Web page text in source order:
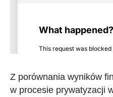
Z porównania wyników
w procesie prywatyzacji